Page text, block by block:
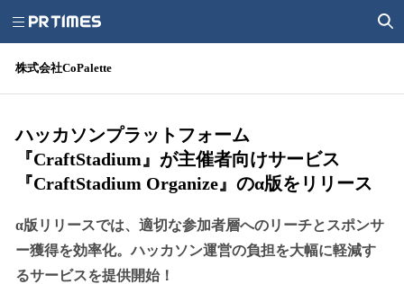
株式会社CoPalette
ハッカソンプラットフォーム
『CraftStadium』が主催者向けサービス
『CraftStadium Organize』のα版をリリース
α版リリースでは、適切な参加者層へのリーチとスポンサ
ー獲得を効率化。ハッカソン運営の負担を大幅に軽減す
るサービスを提供開始！